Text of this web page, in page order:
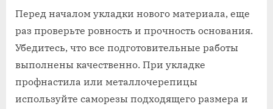
Перед началом укладки нового материала, еще
раз проверьте ровность и прочность основания.
Убедитесь, что все подготовительные работы
выполнены качественно. При укладке
профнастила или металлочерепицы
используйте саморезы подходящего размера и